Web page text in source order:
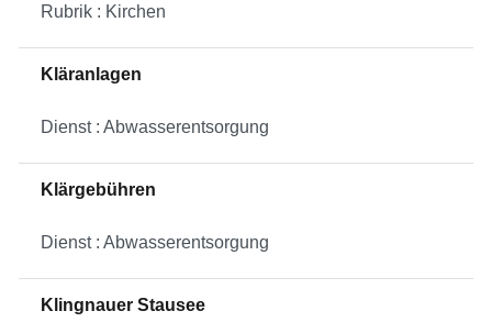
Rubrik : Kirchen
Kläranlagen
Dienst : Abwasserentsorgung
Klärgebühren
Dienst : Abwasserentsorgung
Klingnauer Stausee